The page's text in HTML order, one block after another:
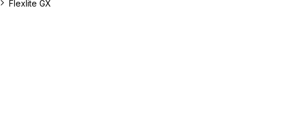
Flexlite GX